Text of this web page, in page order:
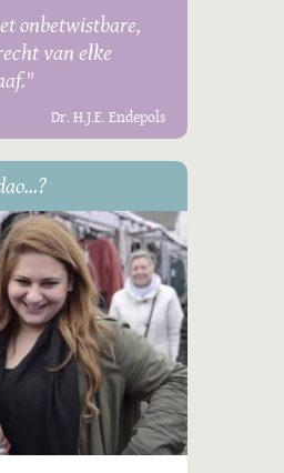
onbetwistbare,
van elke
Dr. H.J.E. Endepols